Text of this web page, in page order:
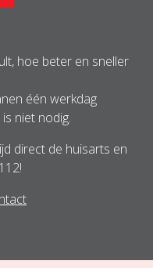
hoe beter en sneller
één werkdag
niet nodig.
direct de huisarts en